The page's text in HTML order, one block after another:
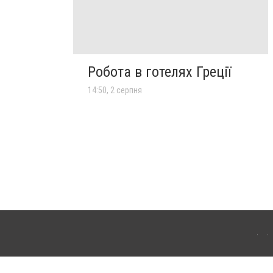
Робота в готелях Греції
14:50, 2 серпня